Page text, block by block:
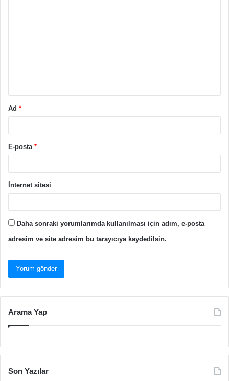
Ad *
E-posta *
İnternet sitesi
Daha sonraki yorumlarımda kullanılması için adım, e-posta
adresim ve site adresim bu tarayıcıya kaydedilsin.
Arama Yap
Son Yazılar